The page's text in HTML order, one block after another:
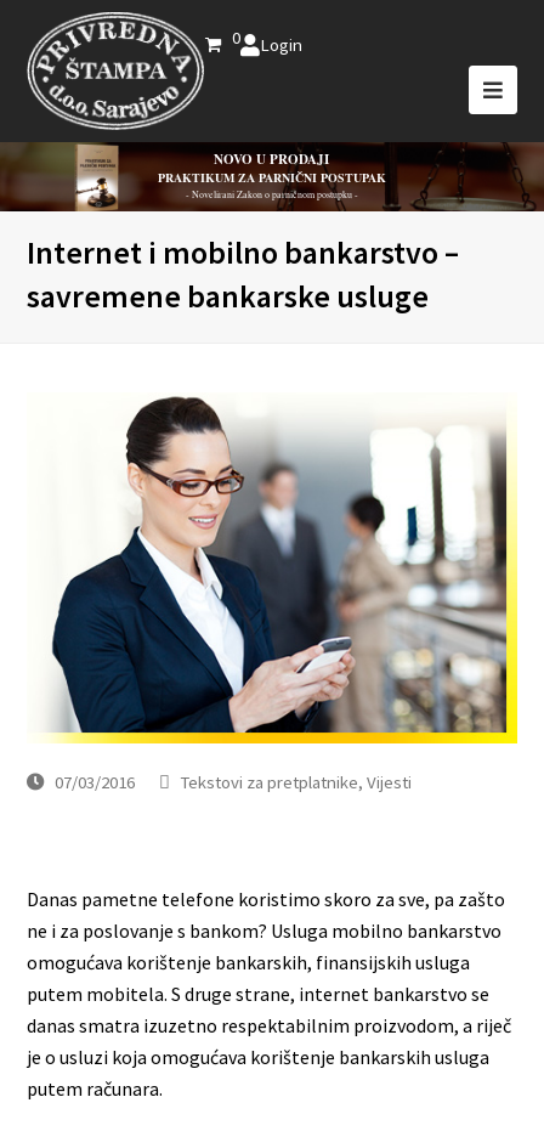
0 Login
NOVO U PRODAJI
PRAKTIKUM ZA PARNIČNI POSTUPAK
- Novelirani Zakon o parničnom postupku -
Internet i mobilno bankarstvo –
savremene bankarske usluge
07/03/2016 Tekstovi za pretplatnike,Vijesti
Danas pametne telefone koristimo skoro za sve, pa zašto
ne i za poslovanje s bankom? Usluga mobilno bankarstvo
omogućava korištenje bankarskih, finansijskih usluga
putem mobitela. S druge strane, internet bankarstvo se
danas smatra izuzetno respektabilnim proizvodom, a riječ
je o usluzi koja omogućava korištenje bankarskih usluga
putem računara.